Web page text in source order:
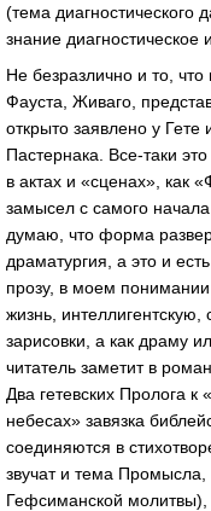
(тема диагностического
знание диагностическое
Не безразлично и то, что
Фауста, Живаго,
открыто заявлено у
Пастернака. Все-таки
в актах и «сценах», как
замысел с самого
думаю, что форма
драматургия, а это и
прозу, в моем
жизнь, интеллигентскую,
зарисовки, а как драму
читатель заметит в
Два гетевских Пролога
небесах» завязка
соединяются в
звучат и тема
Гефсиманской молитвы),